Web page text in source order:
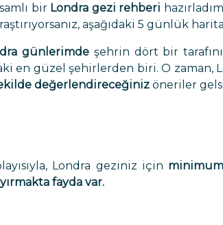
bir Londra gezi rehberi
aşağıdaki 5 günlük
günlerimdeşehrin dört bir
en güzel şehirlerden biri. O
değerlendireceğiniz öneriler
Londra geziniz için
fayda var.